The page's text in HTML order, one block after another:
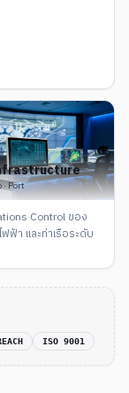
Port
Control ของ
ฟ้า และท่าเรือระดับ
ISO 9001